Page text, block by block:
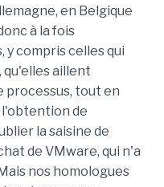
en Belgique
à la fois
compris celles qui
aillent
processus, tout en
l'obtention de
la saisine de
de VMware, qui n'a
nos homologues